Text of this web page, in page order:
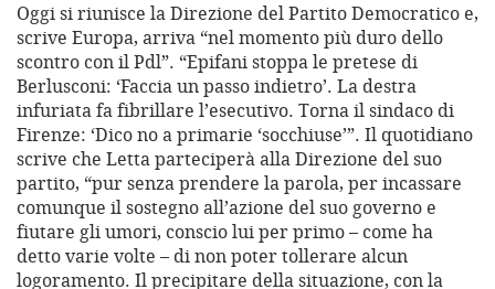
Oggi si riunisce la Direzione del Partito Democratico e,
scrive Europa, arriva “nel momento più duro dello
scontro con il Pdl”. “Epifani stoppa le pretese di
Berlusconi: ‘Faccia un passo indietro’. La destra
infuriata fa fibrillare l’esecutivo. Torna il sindaco di
Firenze: ‘Dico no a primarie ‘socchiuse’”. Il quotidiano
scrive che Letta parteciperà alla Direzione del suo
partito, “pur senza prendere la parola, per incassare
comunque il sostegno all’azione del suo governo e
fiutare gli umori, conscio lui per primo – come ha
detto varie volte – di non poter tollerare alcun
logoramento. Il precipitare della situazione, con la